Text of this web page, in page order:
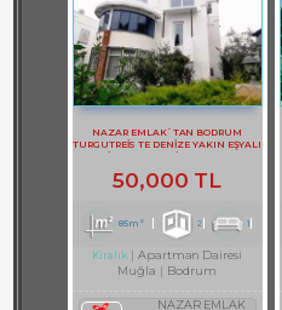
NAZAR EMLAK`TAN BODRUM
TURGUTREİS TE DENİZE YAKIN EŞYALI
50,000 TL
85m² 2 1
Kiralık
Apartman Dairesi
Muğla
Bodrum
NAZAR EMLAK